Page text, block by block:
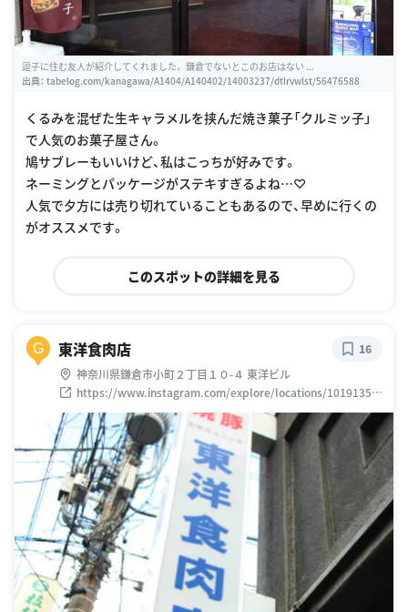
逗子に住む友人が紹介してくれました。 鎌倉でないとこのお店はない ...
出典： tabelog.com/kanagawa/A1404/A140402/14003237/dtlrvwlst/56476588
くるみを混ぜた生キャラメルを挟んだ焼き菓子「クルミッ子」
で人気のお菓子屋さん。
鳩サブレーもいいけど、私はこっちが好みです。
ネーミングとパッケージがステキすぎるよね…♡
人気で夕方には売り切れていることもあるので、早めに行くの
がオススメです。
このスポットの詳細を見る
G 東洋食肉店
神奈川県鎌倉市小町２丁目１０-４ 東洋ビル
https://www.instagram.com/explore/locations/10191358
45
16